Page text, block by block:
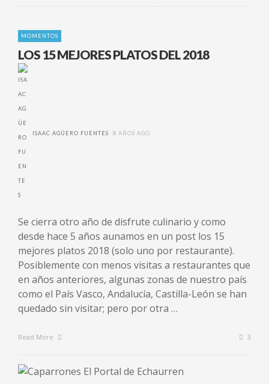
MOMENTOS
LOS 15 MEJORES PLATOS DEL 2018
ISAAC AGÜERO FUENTES 8 AÑOS AGO
Se cierra otro año de disfrute culinario y como
desde hace 5 años aunamos en un post los 15
mejores platos 2018 (solo uno por restaurante).
Posiblemente con menos visitas a restaurantes que
en años anteriores, algunas zonas de nuestro país
como el País Vasco, Andalucía, Castilla-León se han
quedado sin visitar; pero por otra …
Read More 3